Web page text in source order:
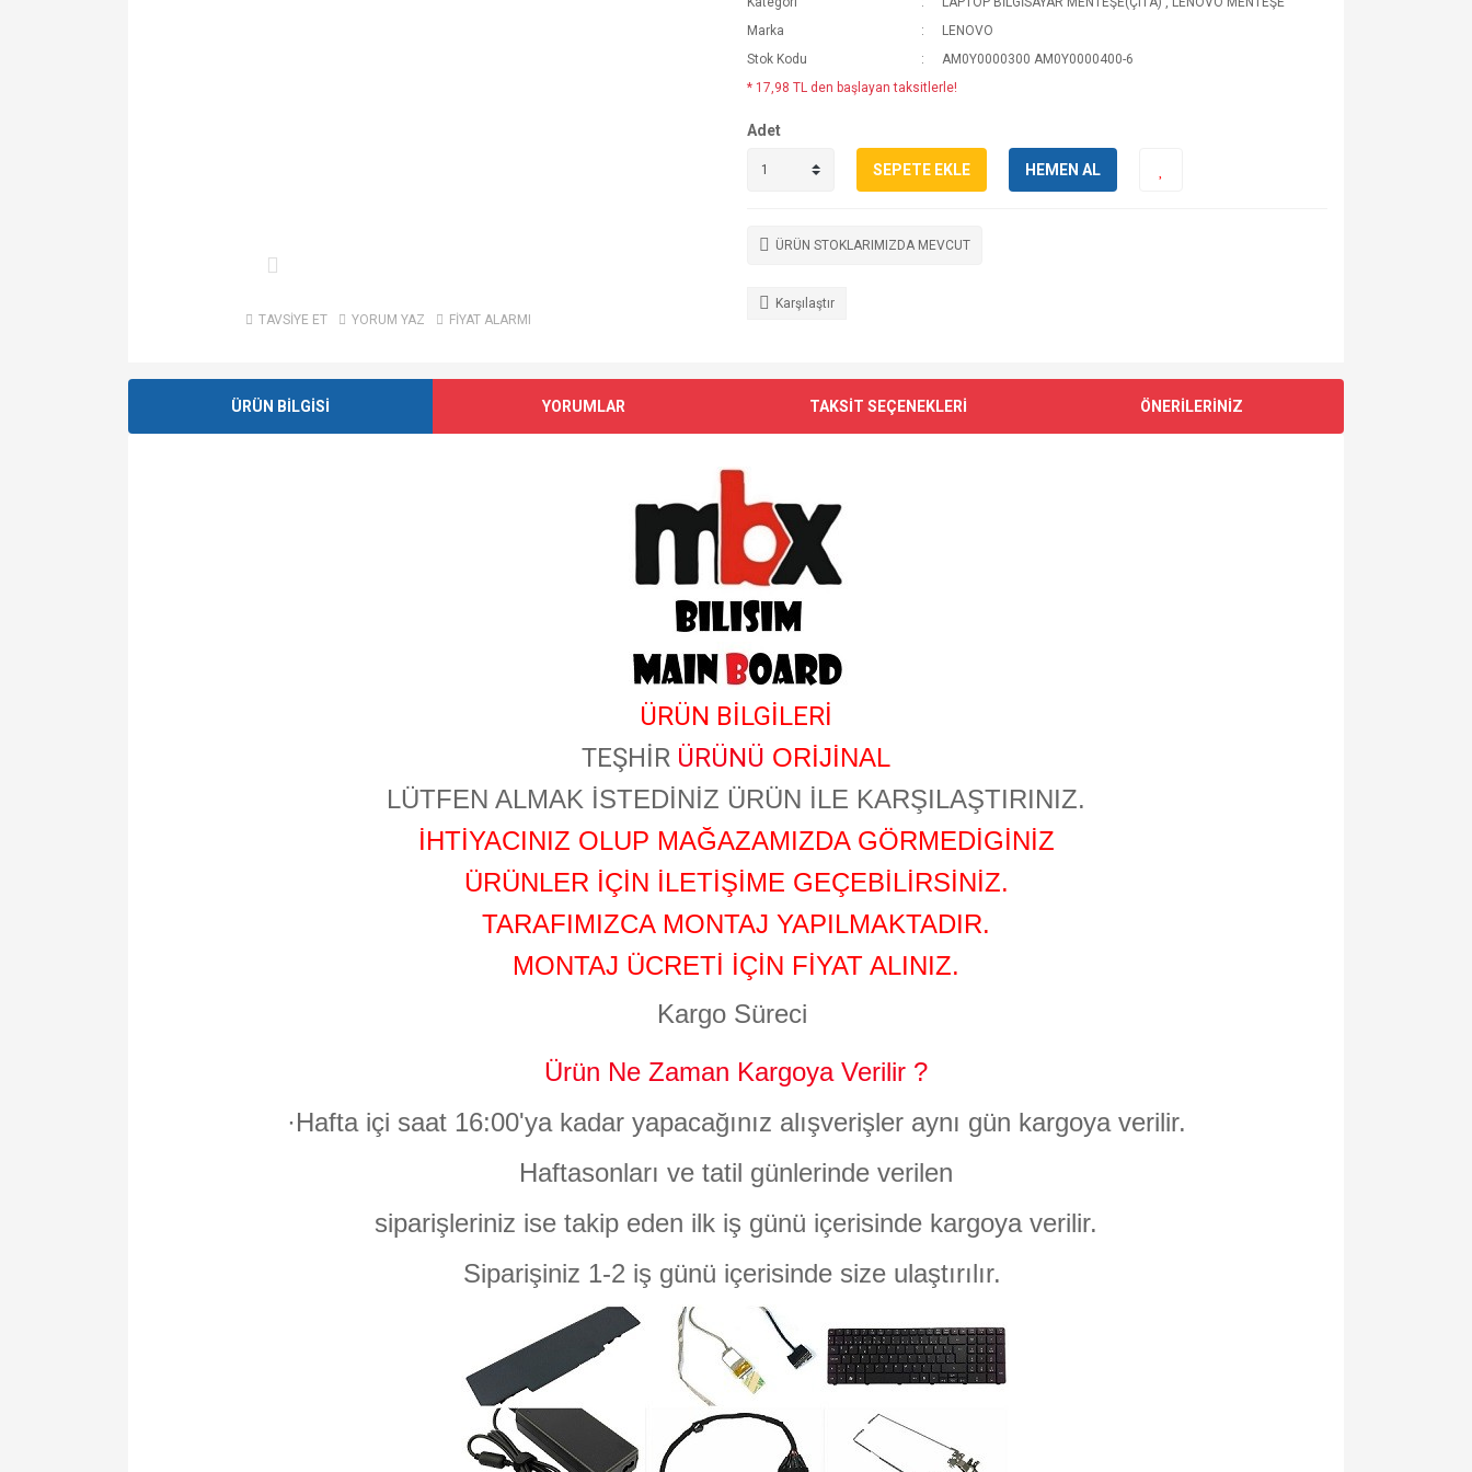
TAVSİYE ET YORUM YAZ FİYAT ALARMI
Marka
LENOVO
Stok Kodu
AM0Y0000300 AM0Y0000400-6
* 17,98 TL den başlayan taksitlerle!
Adet
SEPETE EKLE HEMEN AL
ÜRÜN STOKLARIMIZDA MEVCUT
Karşılaştır
ÜRÜN BİLGİSİ YORUMLAR TAKSİT SEÇENEKLERİ ÖNERİLERİNİZ
ÜRÜN BİLGİLERİ
TEŞHİR ÜRÜNÜ ORİJİNAL
LÜTFEN ALMAK İSTEDİNİZ ÜRÜN İLE KARŞILAŞTIRINIZ.
İHTİYACINIZ OLUP MAĞAZAMIZDA GÖRMEDİGİNİZ
ÜRÜNLER İÇİN İLETİŞİME GEÇEBİLİRSİNİZ.
TARAFIMIZCA MONTAJ YAPILMAKTADIR.
MONTAJ ÜCRETİ İÇİN FİYAT ALINIZ.
Kargo Süreci
Ürün Ne Zaman Kargoya Verilir ?
·Hafta içi saat 16:00'ya kadar yapacağınız alışverişler aynı gün kargoya verilir.
Haftasonları ve tatil günlerinde verilen
siparişleriniz ise takip eden ilk iş günü içerisinde kargoya verilir.
Siparişiniz 1-2 iş günü içerisinde size ulaştırılır.